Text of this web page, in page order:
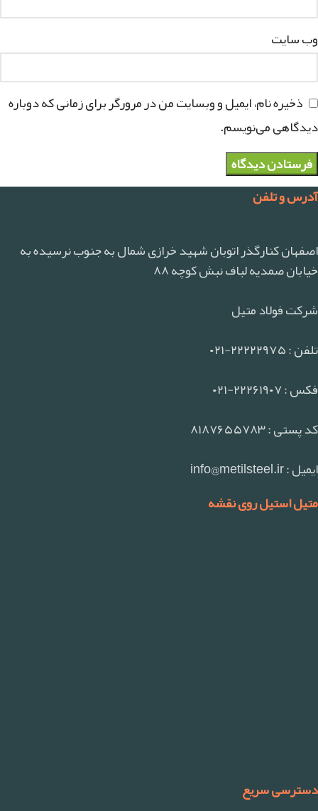
وب‌ سایت
ذخیره نام، ایمیل و وبسایت من در مرورگر برای زمانی که دوباره
دیدگاهی می‌نویسم.
آدرس و تلفن
اصفهان کنارگذر اتوبان شهید خرازی شمال به جنوب نرسیده به
خیابان صمدیه لباف نبش کوچه ۸۸
شرکت فولاد متیل
تلفن : ۲۲۲۲۲۹۷۵-۰۲۱
فکس : ۲۲۲۶۱۹۰۷-۰۲۱
کد پستی : ۸۱۸۷۶۵۵۷۸۳
ایمیل : info@metilsteel.ir
متیل استیل روی نقشه
دسترسی سریع